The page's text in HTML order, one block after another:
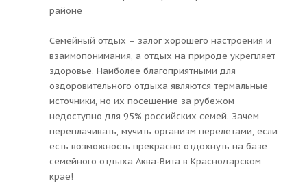
районе
Семейный отдых – залог хорошего настроения и
взаимопонимания, а отдых на природе укрепляет
здоровье. Наиболее благоприятными для
оздоровительного отдыха являются термальные
источники, но их посещение за рубежом
недоступно для 95% российских семей. Зачем
переплачивать, мучить организм перелетами, если
есть возможность прекрасно отдохнуть на базе
семейного отдыха Аква-Вита в Краснодарском
крае!